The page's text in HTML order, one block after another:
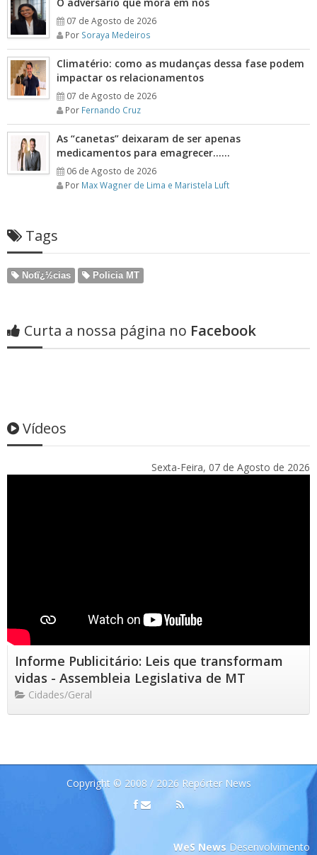
07 de Agosto de 2026
Por Soraya Medeiros
Climatério: como as mudanças dessa fase podem
impactar os relacionamentos
07 de Agosto de 2026
Por Fernando Cruz
As “canetas” deixaram de ser apenas
medicamentos para emagrecer……
06 de Agosto de 2026
Por Max Wagner de Lima e Maristela Luft
Tags
Notï¿½cias Policia MT
Curta a nossa página no Facebook
Vídeos
Sexta-Feira, 07 de Agosto de 2026
Informe Publicitário: Leis que transformam
vidas - Assembleia Legislativa de MT
Cidades/Geral
Copyright © 2008 / 2026 Repórter News
WeS News Desenvolvimento